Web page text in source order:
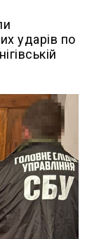
ударів по